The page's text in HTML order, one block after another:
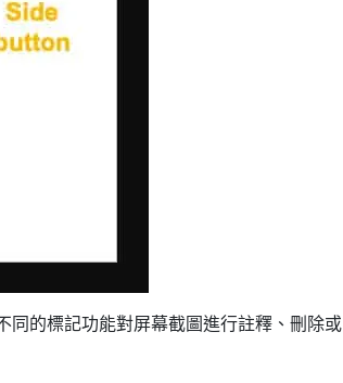
同的標記功能對屏幕截圖進行註釋、刪除或